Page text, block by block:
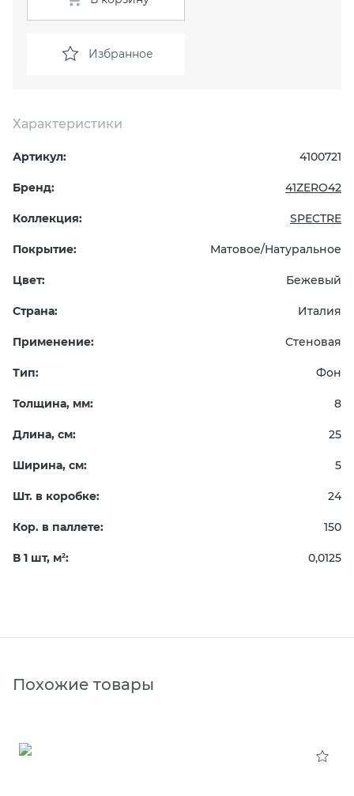
PERONDA
PORCELANOSA
SANT’AGOSTINO
УРАЛЬСКИЙ ГРАНИТ
Характеристики
Артикул: 4100721
Бренд: 41ZERO42
Коллекция: SPECTRE
Покрытие: Матовое/Натуральное
Цвет: Бежевый
Страна: Италия
Применение: Стеновая
Тип: Фон
Толщина, мм: 8
Длина, см: 25
Ширина, см: 5
Шт. в коробке: 24
Кор. в паллете: 150
В 1 шт, м2: 0,0125
Избранное
Похожие товары